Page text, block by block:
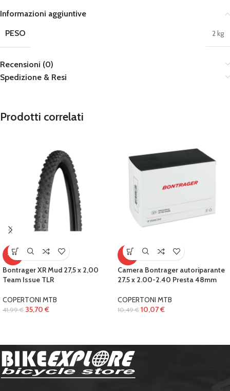
Informazioni aggiuntive
PESO
2 kg
Recensioni (0)
Spedizione & Resi
Prodotti correlati
-15%
Bontrager XR Mud 27,5 x 2,00
Team Issue TLR
COPERTONI MTB
41,99€ 35,70 €
-4%
Camera Bontrager autoriparante
27.5 x 2.00-2.40 Presta 48mm
COPERTONI MTB
10,49€ 10,07€